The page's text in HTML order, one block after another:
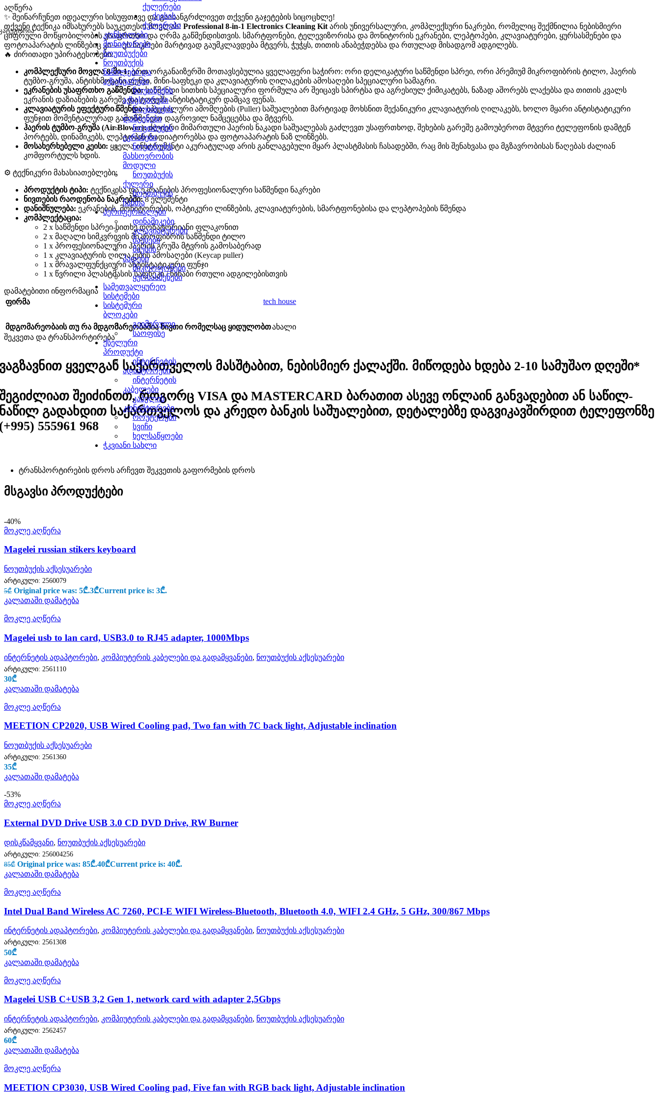
ქულერები
ქეისის
ქულერები
კონსოლები
მონიტორები
ნოუთბუქები
ნოუთბუქის
ნაწილები და
აქსესუარები
ნოუთბუქის
აქსესუარები
ნოუთბუქის
დამტენები
ნოუთბუქის
ეკრანები
ნოუთბუქის
მახსოვრობის
მოდული
ნოუთბუქის
ქულერი
ნოუთბუქის
ჩანთა
პერიფერიალები
დინამიკები
კლავიატურები
მაუსები
მაუსის
პადები
მიკროფონები
ყურსასმენები
სამეთვალყურეო
სისტემები
სისტემური
ბლოკები
გეიმერული
საოფისე
ქსელური
პროდუქტი
ინტერნეტის
ადაპტორები
ინტერნეტის
კაბელები
კაბელის
კონექტორები
როუტერები
სვიჩი
ხელსაწყოები
ჭკვიანი სახლი
აღწერა
✨ შეინარჩუნეთ იდეალური სისუფთავე და გაახანგრძლივეთ თქვენი გაჯეტების სიცოცხლე!
თქვენი ტექნიკა იმსახურებს საუკეთესო მოვლას! Professional 8-in-1 Electronics Cleaning Kit არის უნივერსალური, კომპლექსური ნაკრები, რომელიც შექმნილია ნებისმიერი
ციფრული მოწყობილობის უსაფრთხო და ღრმა გაწმენდისთვის. სმარტფონები, ტელევიზორისა და მონიტორის ეკრანები, ლეპტოპები, კლავიატურები, ყურსასმენები და
ფოტოაპარატის ლინზებიც კი — ეს ნაკრები მარტივად გაუმკლავდება მტვერს, ჭუჭყს, თითის ანაბეჭდებსა და რთულად მისადგომ ადგილებს.
🔥 ძირითადი უპირატესობები:
კომპლექსური მოვლა 8-ში-1:ერთ ორგანაიზერში მოთავსებულია ყველაფერი საჭირო: ორი დელიკატური საწმენდი სპრეი, ორი პრემიუმ მიკროფიბრის ტილო, ჰაერის
ტუმბო-გრუშა, ანტისხმოვანი ფუნჯი, მინი-საფხეკი და კლავიატურის ღილაკების ამოსაღები სპეციალური სამაგრი.
ეკრანების უსაფრთხო გაწმენდა:საწმენდი სითხის სპეციალური ფორმულა არ შეიცავს სპირტსა და აგრესიულ ქიმიკატებს, ნაზად აშორებს ლაქებსა და თითის კვალს
ეკრანის დაზიანების გარეშე და ტოვებს ანტისტატიკურ დამცავ ფენას.
კლავიატურის ეფექტური წმენდა:სპეციალური ამომღების (Puller) საშუალებით მარტივად მოხსნით მექანიკური კლავიატურის ღილაკებს, ხოლო მყარი ანტისტატიკური
ფუნჯით მომენტალურად გამოწმენდთ დაგროვილ ნამცეცებსა და მტვერს.
ჰაერის ტუმბო-გრუშა (Air Blower):ძლიერი მიმართული ჰაერის ნაკადი საშუალებას გაძლევთ უსაფრთხოდ, შეხების გარეშე გამოუბეროთ მტვერი ტელეფონის დამტენ
პორტებს, დინამიკებს, ლეპტოპის რადიატორებსა და ფოტოაპარატის ნაზ ლინზებს.
მოსახერხებელი კეისი: ყველა ინსტრუმენტი აკურატულად არის განლაგებული მყარ პლასტმასის ჩასადებში, რაც მის შენახვასა და მგზავრობისას წაღებას ძალიან
კომფორტულს ხდის.
⚙️ ტექნიკური მახასიათებლები:
პროდუქტის ტიპი: ტექნიკისა და ეკრანების პროფესიონალური საწმენდი ნაკრები
ნივთების რაოდენობა ნაკრებში:8 ელემენტი
დანიშნულება: ეკრანების, მონიტორების, ოპტიკური ლინზების, კლავიატურების, სმარტფონებისა და ლეპტოპების წმენდა
კომპლექტაცია:
2 х საწმენდი სპრეი-სითხე დოზატორიანი ფლაკონით
2 х მაღალი სიმკვრივის მიკროფიბრის საწმენდი ტილო
1 х პროფესიონალური ჰაერის გრუშა მტვრის გამოსაბერად
1 х კლავიატურის ღილაკების ამოსაღები (Keycap puller)
1 х მრავალფუნქციური ანტისტატიკური ფუნჯი
1 х წვრილი პლასტმასის საფხეკი / ნიჩაბი რთული ადგილებისთვის
დამატებითი ინფორმაცია
ფირმა
tech house
მდგომარეობაის თუ რა მდგომარეობაშია ნივთი რომელსაც ყიდულობთახალი
შეკვეთა და ტრანსპორტირება
ყველგან საქართველოს მასშტაბით, ნებისმიერ ქალაქში. მიწოდება ხდება 2-10 სამუშაო დღეში*
შეიძინოთ, როგორც VISA და MASTERCARD ბარათით ასევე ონლაინ განვადებით ან საწილ-
გადახდით საქართველოს და კრედო ბანკის საშუალებით, დეტალებზე დაგვიკავშირდით ტელეფონზე
555961 968
ტრანსპორტირების დროს არჩევთ შეკვეთის გაფორმების დროს
მსგავსი პროდუქტები
-40%
მოკლე აღწერა
Magelei russian stikers keyboard
ნოუთბუქის აქსესუარები
არტიკული: 2560079
5₾ Original price was: 5₾.3₾Current price is: 3₾.
კალათაში დამატება
მოკლე აღწერა
Magelei usb to lan card, USB3.0 to RJ45 adapter, 1000Mbps
ინტერნეტის ადაპტორები, კომპიუტერის კაბელები და გადამყვანები, ნოუთბუქის აქსესუარები
არტიკული: 2561110
30₾
კალათაში დამატება
მოკლე აღწერა
MEETION CP2020, USB Wired Cooling pad, Two fan with 7C back light, Adjustable inclination
ნოუთბუქის აქსესუარები
არტიკული: 2561360
35₾
კალათაში დამატება
-53%
მოკლე აღწერა
External DVD Drive USB 3.0 CD DVD Drive, RW Burner
დისკწამყვანი, ნოუთბუქის აქსესუარები
არტიკული: 256004256
85₾ Original price was: 85₾.40₾Current price is: 40₾.
კალათაში დამატება
მოკლე აღწერა
Intel Dual Band Wireless AC 7260, PCI-E WIFI Wireless-Bluetooth, Bluetooth 4.0, WIFI 2.4 GHz, 5 GHz, 300/867 Mbps
ინტერნეტის ადაპტორები, კომპიუტერის კაბელები და გადამყვანები, ნოუთბუქის აქსესუარები
არტიკული: 2561308
50₾
კალათაში დამატება
მოკლე აღწერა
Magelei USB C+USB 3,2 Gen 1, network card with adapter 2,5Gbps
ინტერნეტის ადაპტორები, კომპიუტერის კაბელები და გადამყვანები, ნოუთბუქის აქსესუარები
არტიკული: 2562457
60₾
კალათაში დამატება
მოკლე აღწერა
MEETION CP3030, USB Wired Cooling pad, Five fan with RGB back light, Adjustable inclination